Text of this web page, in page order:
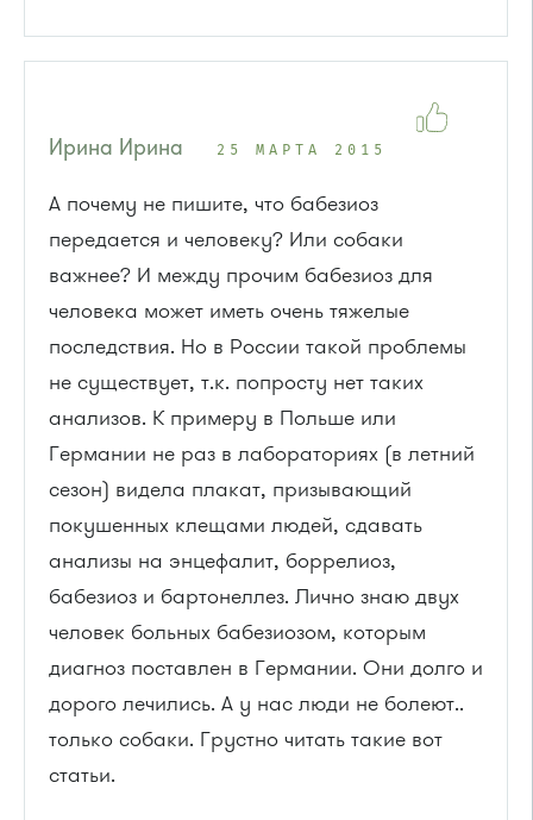
Ирина Ирина 25 МАРТА 2015
А почему не пишите, что бабезиоз
передается и человеку? Или собаки
важнее? И между прочим бабезиоз для
человека может иметь очень тяжелые
последствия. Но в России такой проблемы
не существует, т.к. попросту нет таких
анализов. К примеру в Польше или
Германии не раз в лабораториях (в летний
сезон) видела плакат, призывающий
покушенных клещами людей, сдавать
анализы на энцефалит, боррелиоз,
бабезиоз и бартонеллез. Лично знаю двух
человек больных бабезиозом, которым
диагноз поставлен в Германии. Они долго и
дорого лечились. А у нас люди не болеют..
только собаки. Грустно читать такие вот
статьи.